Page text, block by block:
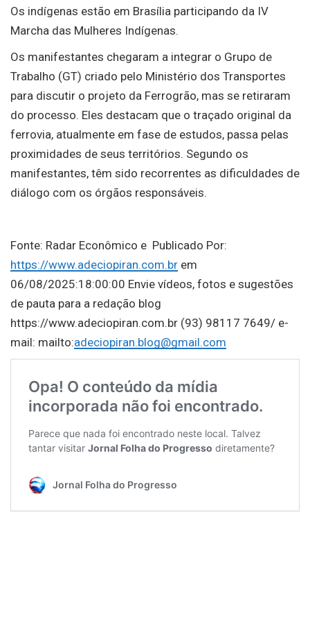
Os indígenas estão em Brasília participando da IV
Marcha das Mulheres Indígenas.
Os manifestantes chegaram a integrar o Grupo de
Trabalho (GT) criado pelo Ministério dos Transportes
para discutir o projeto da Ferrogrão, mas se retiraram
do processo. Eles destacam que o traçado original da
ferrovia, atualmente em fase de estudos, passa pelas
proximidades de seus territórios. Segundo os
manifestantes, têm sido recorrentes as dificuldades de
diálogo com os órgãos responsáveis.
Fonte: Radar Econômico e Publicado Por:
https://www.adeciopiran.com.br em
06/08/2025:18:00:00 Envie vídeos, fotos e sugestões
de pauta para a redação blog
https://www.adeciopiran.com.br (93) 98117 7649/ e-
mail: mailto:adeciopiran.blog@gmail.com